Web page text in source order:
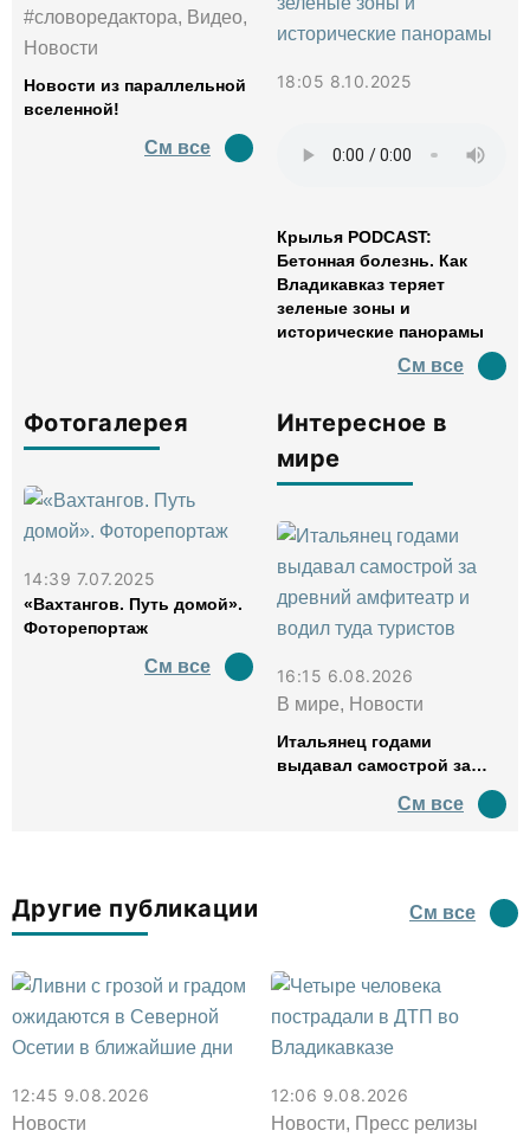
#словоредактора, Видео,
Новости
Новости из параллельной
вселенной!
См все
18:05 8.10.2025
Крылья PODCAST:
Бетонная болезнь. Как
Владикавказ теряет
зеленые зоны и
исторические панорамы
См все
Фотогалерея
14:39 7.07.2025
«Вахтангов. Путь домой».
Фоторепортаж
См все
Интересное в
мире
16:15 6.08.2026
В мире, Новости
Итальянец годами
выдавал самострой за
водил туда туристов
См все
Другие публикации См все
12:45 9.08.2026
Новости
12:06 9.08.2026
Новости, Пресс релизы